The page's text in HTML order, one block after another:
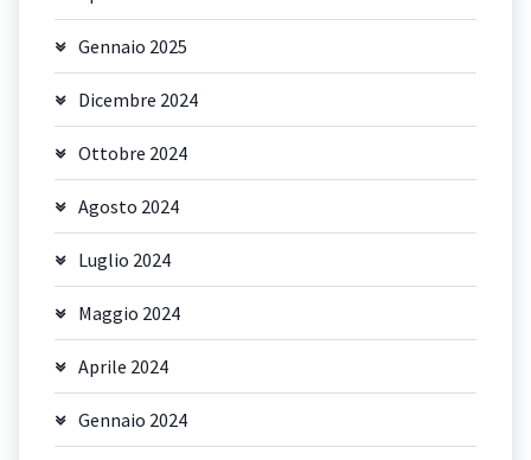
Gennaio 2025
Dicembre 2024
Ottobre 2024
Agosto 2024
Luglio 2024
Maggio 2024
Aprile 2024
Gennaio 2024